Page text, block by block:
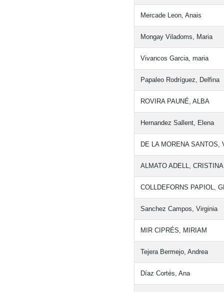
Mercade Leon, Anais
Mongay Viladoms, Maria
Vivancos Garcia, maria
Papaleo Rodríguez, Delfina
ROVIRA PAUNÉ, ALBA
Hernandez Sallent, Elena
DE LA MORENA SANTOS,
ALMATO ADELL, CRISTINA
COLLDEFORNS PAPIOL,
Sanchez Campos, Virginia
MIR CIPRÉS, MIRIAM
Tejera Bermejo, Andrea
Díaz Cortés, Ana